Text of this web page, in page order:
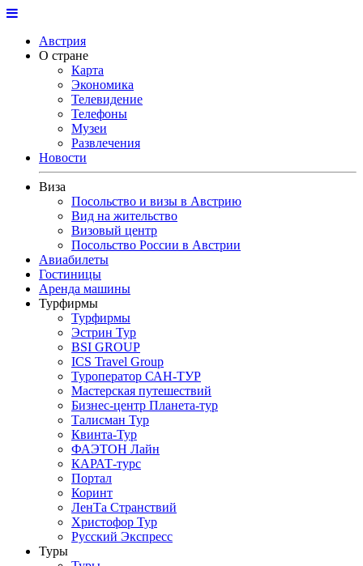
Австрия
О стране
Карта
Экономика
Телевидение
Телефоны
Музеи
Развлечения
Новости
Виза
Посольство и визы в Австрию
Вид на жительство
Визовый центр
Посольство России в Австрии
Авиабилеты
Гостиницы
Аренда машины
Турфирмы
Турфирмы
Эстрин Тур
BSI GROUP
ICS Travel Group
Туроператор САН-ТУР
Мастерская путешествий
Бизнес-центр Планета-тур
Талисман Тур
Квинта-Тур
ФАЭТОН Лайн
КАРАТ-турс
Портал
Коринт
ЛенТа Странствий
Христофор Тур
Русский Экспресс
Туры